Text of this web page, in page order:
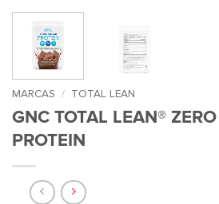
MARCAS / TOTAL LEAN
GNC TOTAL LEAN®
PROTEIN